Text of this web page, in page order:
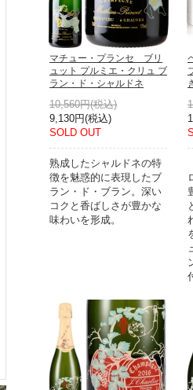
マチュー・プランセ ブリ
ュット プルミエ・クリュ ブ
ラン・ド・シャルドネ
10,560円(税込)
9,130円(税込)
SOLD OUT
熟成したシャルドネの特
徴を魅惑的に表現したブ
ラン・ド・ブラン。深い
コクと香ばしさが豊かな
味わいを形成。